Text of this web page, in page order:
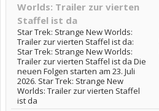
Worlds: Trailer zur vierten
Staffel ist da
Star Trek: Strange New Worlds:
Trailer zur vierten Staffel ist da:
Star Trek: Strange New Worlds:
Trailer zur vierten Staffel ist da Die
neuen Folgen starten am 23. Juli
2026. Star Trek: Strange New
Worlds: Trailer zur vierten Staffel
ist da